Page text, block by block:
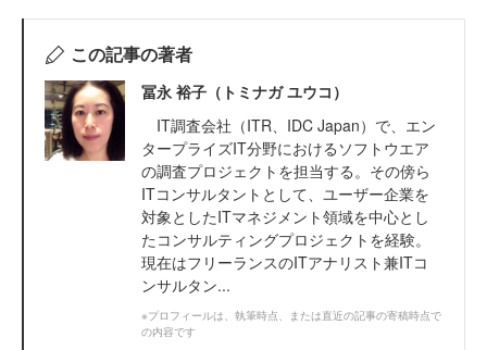
この記事の著者
冨永 裕子（トミナガ ユウコ）
IT調査会社（ITR、IDC Japan）で、エン
タープライズIT分野におけるソフトウエア
の調査プロジェクトを担当する。その傍ら
ITコンサルタントとして、ユーザー企業を
対象としたITマネジメント領域を中心とし
たコンサルティングプロジェクトを経験。
現在はフリーランスのITアナリスト兼ITコ
ンサルタン...
※プロフィールは、執筆時点、または直近の記事の寄稿時点で
の内容です